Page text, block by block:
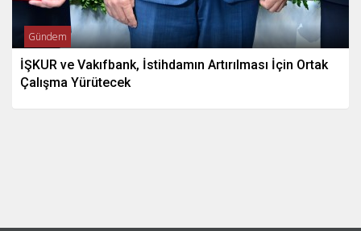
Gündem
İŞKUR ve Vakıfbank, İstihdamın Artırılması İçin Ortak
Çalışma Yürütecek